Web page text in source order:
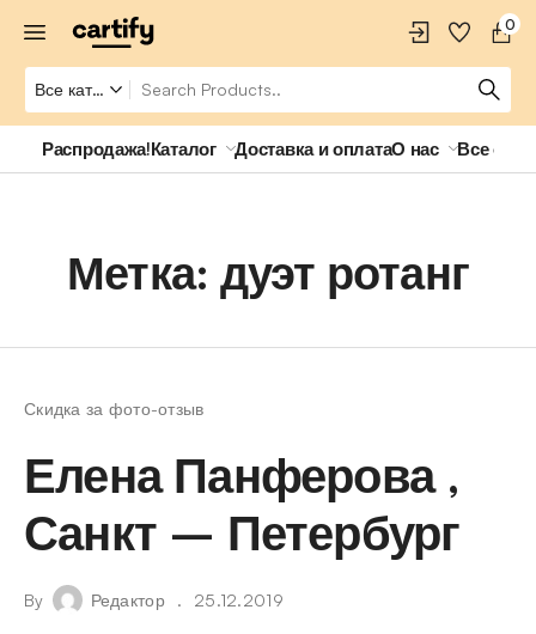
0
Распродажа!Каталог Доставка и оплатаО нас Все о
Метка: дуэт ротанг
Скидка за фото-отзыв
Елена Панферова ,
Санкт – Петербург
By Редактор 25.12.2019